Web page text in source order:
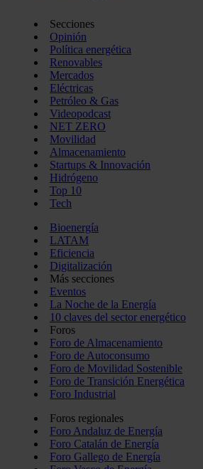
Secciones
Opinión
Política energética
Renovables
Mercados
Eléctricas
Petróleo & Gas
Videopodcast
NET ZERO
Movilidad
Almacenamiento
Startups & Innovación
Hidrógeno
Top 10
Tech
Bioenergía
LATAM
Eficiencia
Digitalización
Más secciones
Eventos
La Noche de la Energía
10 claves del sector energético
Foros
Foro de Almacenamiento
Foro de Autoconsumo
Foro de Movilidad Sostenible
Foro de Transición Energética
Foro Industrial
Foros regionales
Foro Andaluz de Energía
Foro Catalán de Energía
Foro Gallego de Energía